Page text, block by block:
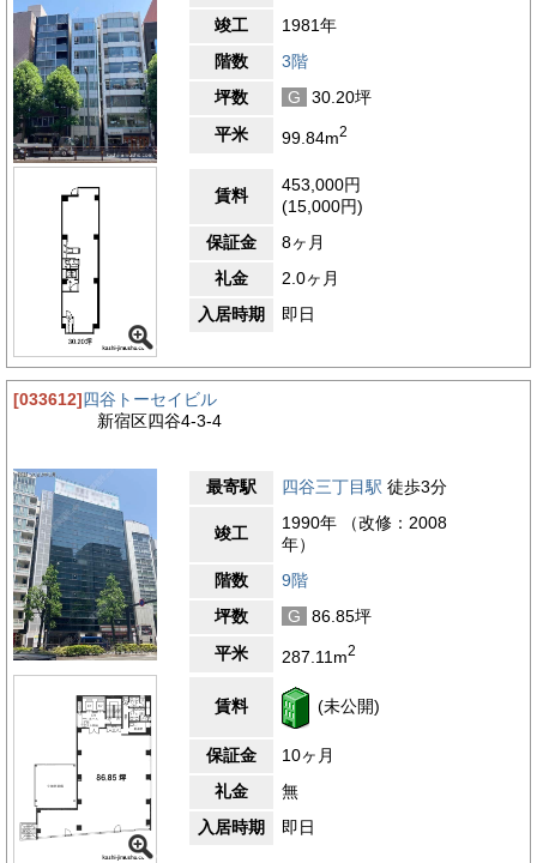
竣工
1981年
階数
3階
坪数
G
30.20坪
平米
99.84m2
賃料
453,000円
(15,000円)
保証金
8ヶ月
礼金
2.0ヶ月
入居時期
即日
[033612]四谷トーセイビル
新宿区四谷4-3-4
最寄駅 四谷三丁目駅 徒歩3分
竣工
1990年 （改修：2008
年）
階数
9階
坪数
G
86.85坪
平米
287.11m2
賃料 (未公開)
保証金
10ヶ月
礼金
無
入居時期
即日